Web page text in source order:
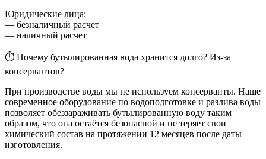
Юридические лица:
— безналичный расчет
— наличный расчет
⏱ Почему бутылированная вода хранится долго? Из-за
консервантов?
При производстве воды мы не используем консерванты. Наше
современное оборудование по водоподготовке и разлива воды
позволяет обеззараживать бутылированную воду таким
образом, что она остаётся безопасной и не теряет свои
химический состав на протяжении 12 месяцев после даты
изготовления.